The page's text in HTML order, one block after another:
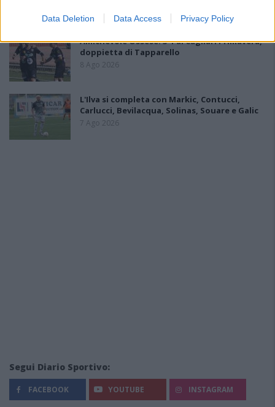
Data Deletion Data Access Privacy Policy
Amichevole Ossese: 3-1 al Cagliari Primavera,
doppietta di Tapparello
8 Ago 2026
L'Ilva si completa con Markic, Contucci,
Carlucci, Bevilacqua, Solinas, Souare e Galic
7 Ago 2026
Segui Diario Sportivo:
FACEBOOK YOUTUBE INSTAGRAM